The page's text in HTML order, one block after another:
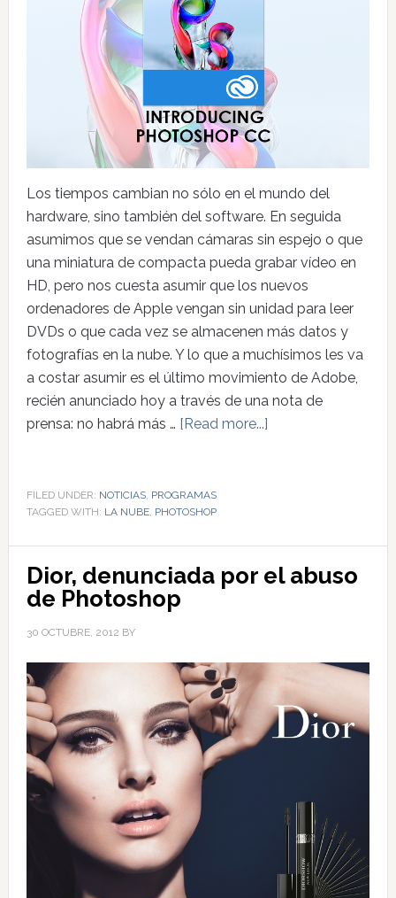
Los tiempos cambian no sólo en el mundo del
hardware, sino también del software. En seguida
asumimos que se vendan cámaras sin espejo o que
una miniatura de compacta pueda grabar vídeo en
HD, pero nos cuesta asumir que los nuevos
ordenadores de Apple vengan sin unidad para leer
DVDs o que cada vez se almacenen más datos y
fotografías en la nube. Y lo que a muchísimos les va
a costar asumir es el último movimiento de Adobe,
recién anunciado hoy a través de una nota de
prensa: no habrá más … [Read more...]
FILED UNDER: NOTICIAS, PROGRAMAS
TAGGED WITH: LA NUBE, PHOTOSHOP
Dior, denunciada por el abuso
de Photoshop
30 OCTUBRE, 2012 BY